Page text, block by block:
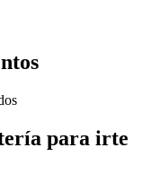
para irte